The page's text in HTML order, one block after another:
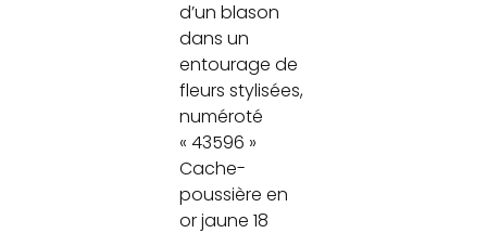
d’un blason
dans un
entourage de
fleurs stylisées,
numéroté
« 43596 »
Cache-
poussière en
or jaune 18